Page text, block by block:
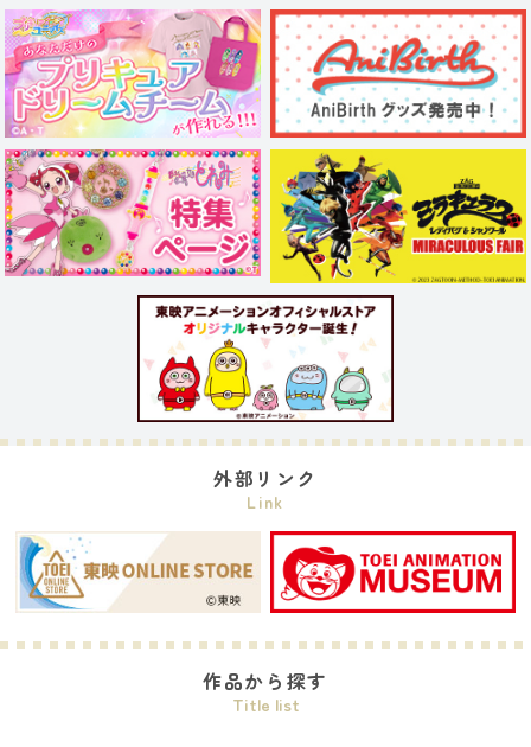
外部リンク
Link
作品から探す
Title list